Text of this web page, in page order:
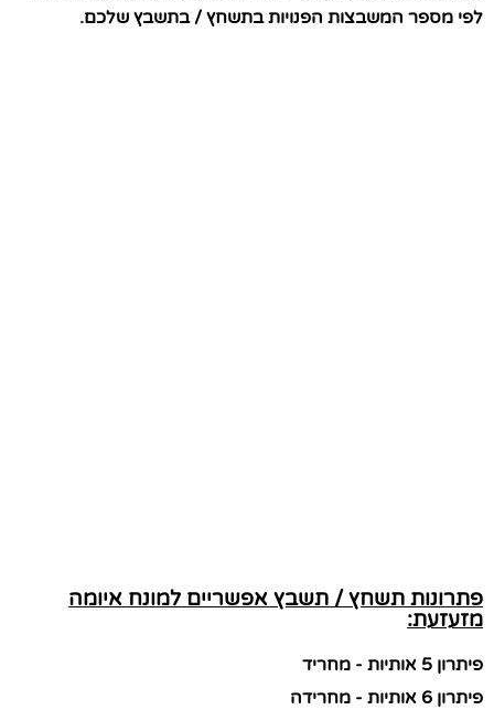
לפי מספר המשבצות הפנויות בתשחץ / בתשבץ שלכם.
פתרונות תשחץ / תשבץ אפשריים למונח איומה
מזעזעת:
פיתרון 5 אותיות - מחריד
פיתרון 6 אותיות - מחרידה